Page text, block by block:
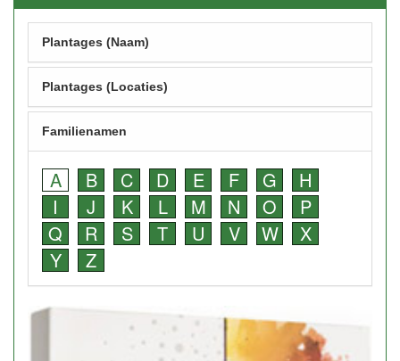
Plantages (Naam)
Plantages (Locaties)
Familienamen
A B C D E F G
H
I
J K L M N O
P
Q
R S T U V W
X
Y
Z